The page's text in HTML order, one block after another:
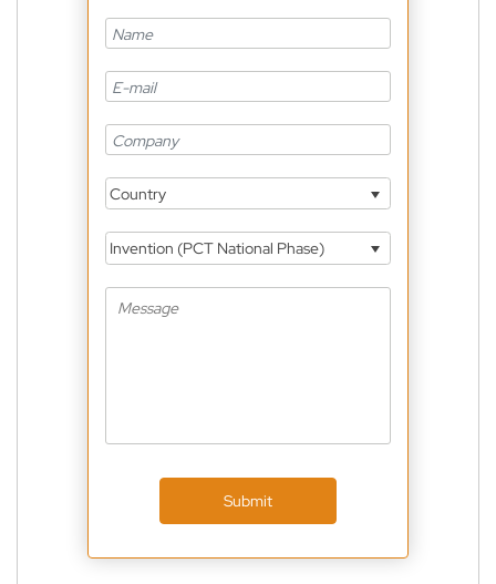
Country
Invention (PCT National Phase)
Submit